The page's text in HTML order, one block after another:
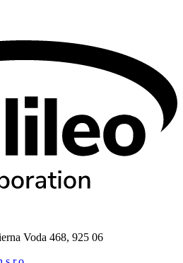
Voda 468, 925 06